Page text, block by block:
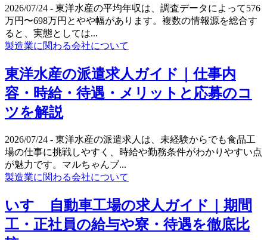
2026/07/24 - 東洋水産の平均年収は、調査データによって576
万円〜698万円とやや幅があります。複数の情報源を総合す
ると、実態としては...
製造業に関わる会社について
東洋水産の派遣求人ガイド｜仕事内
容・時給・待遇・メリットと応募のコ
ツを解説
2026/07/24 - 東洋水産の派遣求人は、未経験からでも食品工
場の仕事に挑戦しやすく、時給や勤務条件がわかりやすい点
が魅力です。マルちゃんブ...
製造業に関わる会社について
いすゞ自動車工場の求人ガイド｜期間
工・正社員の給与や寮・待遇を徹底比